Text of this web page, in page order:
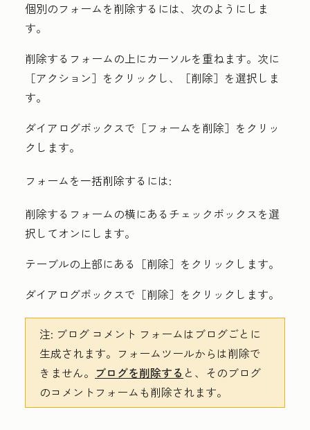
個別のフォームを削除するには、次のようにしま
す。
削除する フォームの上にカーソルを重ねます。次に
［アクション］ をクリックし、［削除］ を選択しま
す。
ダイアログボックスで［フォームを削除］ をクリッ
クします。
フォームを一括削除するには:
削除するフォームの横にあるチェックボックスを選
択してオンにします。
テーブルの上部にある ［削除］ をクリックします。
ダイアログボックスで［削除］ をクリックします。
注: ブログ コメント フォームはブログごとに
生成されます。フォームツールからは削除で
きません。 ブログを削除する と、そのブログ
のコメントフォームも削除されます。